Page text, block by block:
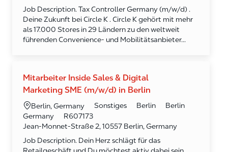
Job Description. Tax Controller Germany (m/w/d) .
Deine Zukunft bei Circle K . Circle K gehört mit mehr
als 17.000 Stores in 29 Ländern zu den weltweit
führenden Convenience- und Mobilitätsanbieter...
Mitarbeiter Inside Sales & Digital
Marketing SME (m/w/d) in Berlin
OrtBerlin, Germany Kategorie
Sonstiges Berlin
Berlin
Germany
Required Id
R607173
Jean-Monnet-Straße 2, 10557 Berlin, Germany
Job Description. Dein Herz schlägt für das